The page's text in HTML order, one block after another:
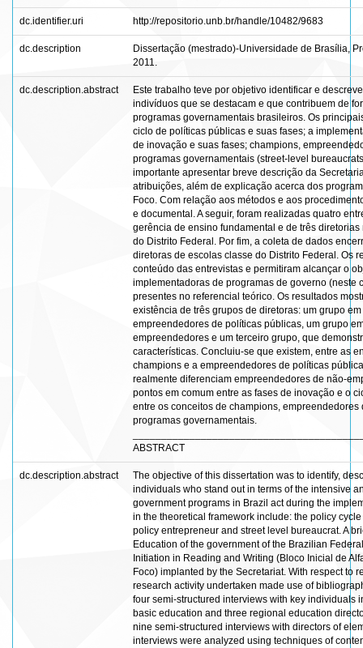
dc.identifier.uri http://repositorio.unb.br/handle/10482/9683
dc.description
Dissertação (mestrado)-Universidade de Brasília,
2011.
dc.description.abstract
Este trabalho teve por objetivo identificar e
indivíduos que se destacam e que contribuem de
programas governamentais brasileiros. Os
ciclo de políticas públicas e suas fases; a
de inovação e suas fases; champions,
programas governamentais (street-level
importante apresentar breve descrição da
atribuições, além de explicação acerca dos
Foco. Com relação aos métodos e aos
e documental. A seguir, foram realizadas quatro
gerência de ensino fundamental e de três
do Distrito Federal. Por fim, a coleta de dados
diretoras de escolas classe do Distrito Federal. Os
conteúdo das entrevistas e permitiram alcançar o
implementadoras de programas de governo (neste
presentes no referencial teórico. Os resultados
existência de três grupos de diretoras: um grupo
empreendedores de políticas públicas, um grupo
empreendedores e um terceiro grupo, que
características. Concluiu-se que existem, entre as
champions e a empreendedores de políticas
realmente diferenciam empreendedores de não-
pontos em comum entre as fases de inovação e o
entre os conceitos de champions,
programas governamentais.
ABSTRACT
dc.description.abstract
The objective of this dissertation was to identify,
individuals who stand out in terms of the intensive
government programs in Brazil act during the
in the theoretical framework include: the policy
policy entrepreneur and street level bureaucrat. A
Education of the government of the Brazilian
Initiation in Reading and Writing (Bloco Inicial de
Foco) implanted by the Secretariat. With respect to
research activity undertaken made use of
four semi-structured interviews with key individuals
basic education and three regional education
nine semi-structured interviews with directors of
interviews were analyzed using techniques of